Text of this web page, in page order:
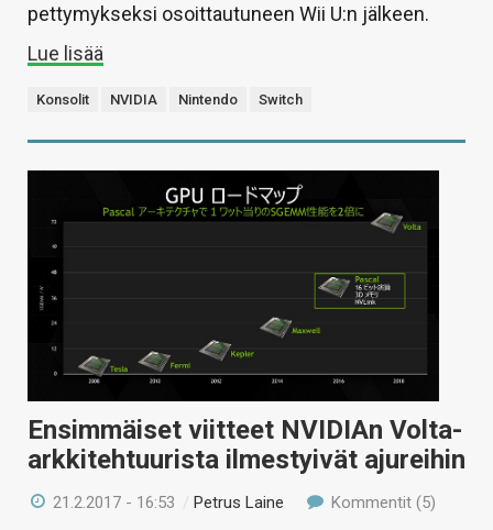
pettymykseksi osoittautuneen Wii U:n jälkeen.
Lue lisää
Konsolit NVIDIA Nintendo Switch
Ensimmäiset viitteet NVIDIAn Volta-
arkkitehtuurista ilmestyivät ajureihin
21.2.2017 - 16:53 /Petrus Laine Kommentit (5)